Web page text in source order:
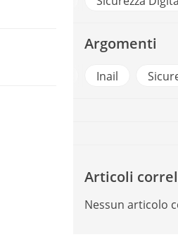
Argomenti
Sicurezza
Articoli
Nessun articolo